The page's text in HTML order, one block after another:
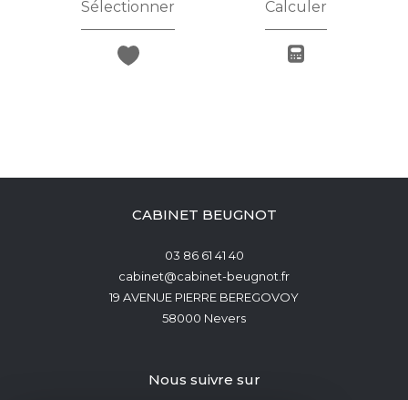
Sélectionner Calculer
CABINET BEUGNOT
03 86 61 41 40
cabinet@cabinet-beugnot.fr
19 AVENUE PIERRE BEREGOVOY
58000
Nevers
nous suivre sur